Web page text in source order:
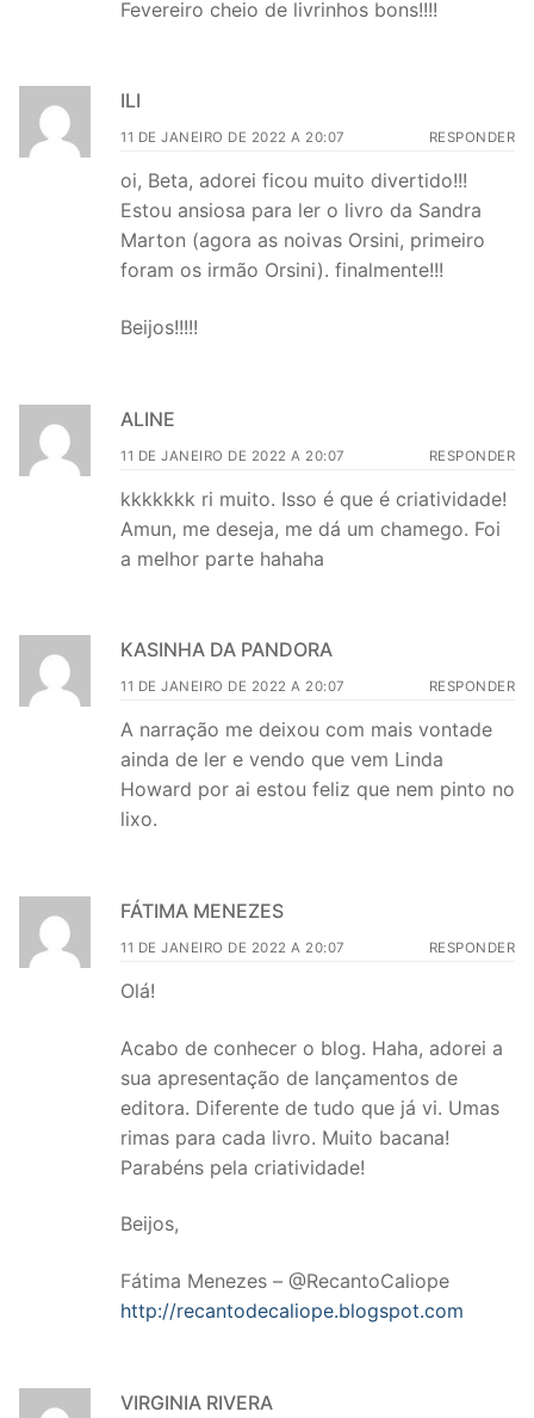
Fevereiro cheio de livrinhos bons!!!!
ILI
11 DE JANEIRO DE 2022 A 20:07 RESPONDER
oi, Beta, adorei ficou muito divertido!!!
Estou ansiosa para ler o livro da Sandra
Marton (agora as noivas Orsini, primeiro
foram os irmão Orsini). finalmente!!!
Beijos!!!!!
ALINE
11 DE JANEIRO DE 2022 A 20:07 RESPONDER
kkkkkkk ri muito. Isso é que é criatividade!
Amun, me deseja, me dá um chamego. Foi
a melhor parte hahaha
KASINHA DA PANDORA
11 DE JANEIRO DE 2022 A 20:07 RESPONDER
A narração me deixou com mais vontade
ainda de ler e vendo que vem Linda
Howard por ai estou feliz que nem pinto no
lixo.
FÁTIMA MENEZES
11 DE JANEIRO DE 2022 A 20:07 RESPONDER
Olá!
Acabo de conhecer o blog. Haha, adorei a
sua apresentação de lançamentos de
editora. Diferente de tudo que já vi. Umas
rimas para cada livro. Muito bacana!
Parabéns pela criatividade!
Beijos,
Fátima Menezes – @RecantoCaliope
http://recantodecaliope.blogspot.com
VIRGINIA RIVERA